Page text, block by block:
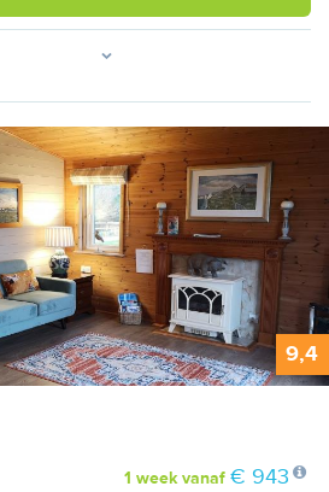
9,4
1 weekvanaf € 943